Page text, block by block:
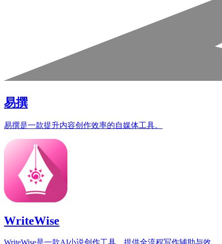
易撰
易撰是一款提升内容创作效率的自媒体工具。
WriteWise
WriteWise是一款AI小说创作工具，提供全流程写作辅助与效